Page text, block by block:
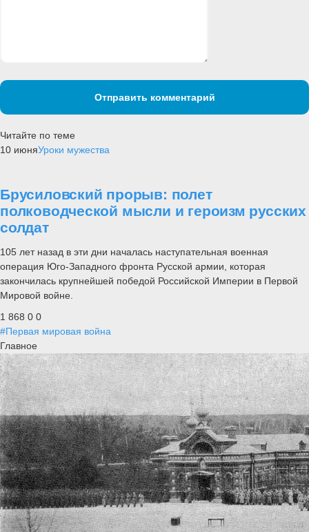
Отправить комментарий
Читайте по теме
10 июняУроки мужества
Брусиловский прорыв: полет
полководческой мысли и героизм русских
солдат
105 лет назад в эти дни началась наступательная военная
операция Юго-Западного фронта Русской армии, которая
закончилась крупнейшей победой Российской Империи в Первой
Мировой войне.
1 868 0 0
#Первая мировая война
Главное